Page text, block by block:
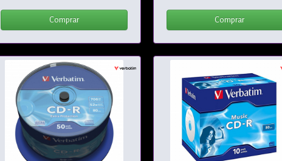
Comprar Comprar